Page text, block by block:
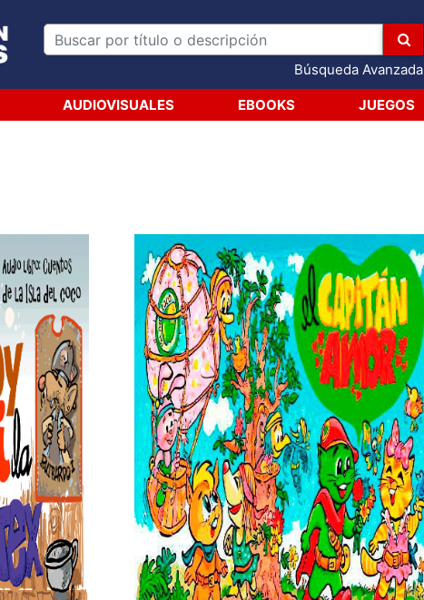
Búsqueda Avanzada
AUDIOVISUALES EBOOKS JUEGOS